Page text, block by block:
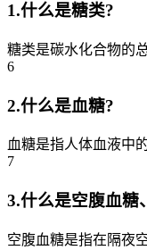
1.什么是糖类?
糖类是碳水化合物的
6
2.什么是血糖?
血糖是指人体血液中
7
3.什么是空腹血糖
空腹血糖是指在隔夜